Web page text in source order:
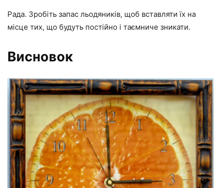
Рада. Зробіть запас льодяників, щоб вставляти їх на
місце тих, що будуть постійно і таємниче зникати.
Висновок